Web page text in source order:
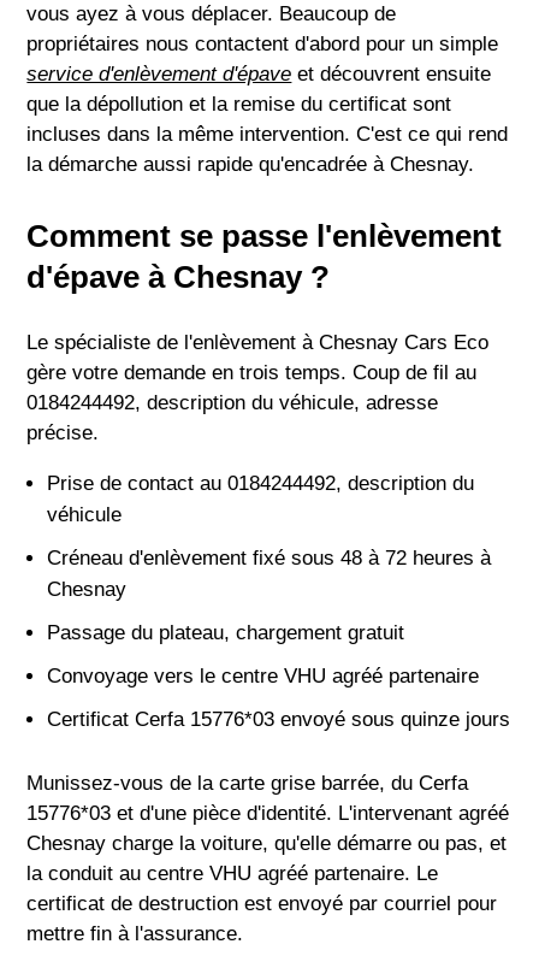
vous ayez à vous déplacer. Beaucoup de
propriétaires nous contactent d'abord pour un simple
service d'enlèvement d'épave et découvrent ensuite
que la dépollution et la remise du certificat sont
incluses dans la même intervention. C'est ce qui rend
la démarche aussi rapide qu'encadrée à Chesnay.
Comment se passe l'enlèvement
d'épave à Chesnay ?
Le spécialiste de l'enlèvement à Chesnay Cars Eco
gère votre demande en trois temps. Coup de fil au
0184244492, description du véhicule, adresse
précise.
Prise de contact au 0184244492, description du
véhicule
Créneau d'enlèvement fixé sous 48 à 72 heures à
Chesnay
Passage du plateau, chargement gratuit
Convoyage vers le centre VHU agréé partenaire
Certificat Cerfa 15776*03 envoyé sous quinze jours
Munissez-vous de la carte grise barrée, du Cerfa
15776*03 et d'une pièce d'identité. L'intervenant agréé
Chesnay charge la voiture, qu'elle démarre ou pas, et
la conduit au centre VHU agréé partenaire. Le
certificat de destruction est envoyé par courriel pour
mettre fin à l'assurance.